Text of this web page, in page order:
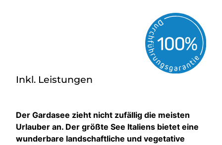
Inkl. Leistungen
Der Gardasee zieht nicht zufällig die meisten
Urlauber an. Der größte See Italiens bietet eine
wunderbare landschaftliche und vegetative